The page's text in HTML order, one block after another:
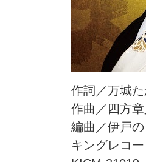
作詞／万城た
作曲／四方章
編曲／伊戸
キングレコー